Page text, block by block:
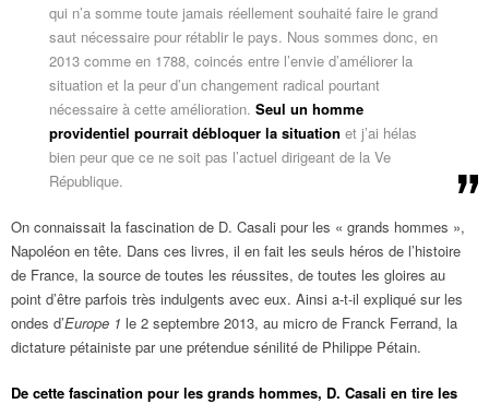
qui n’a somme toute jamais réellement souhaité faire le grand
saut nécessaire pour rétablir le pays. Nous sommes donc, en
2013 comme en 1788, coincés entre l’envie d’améliorer la
situation et la peur d’un changement radical pourtant
nécessaire à cette amélioration. Seul un homme
providentiel pourrait débloquer la situation et j’ai hélas
bien peur que ce ne soit pas l’actuel dirigeant de la Ve
République.
On connaissait la fascination de D. Casali pour les « grands hommes »,
Napoléon en tête. Dans ces livres, il en fait les seuls héros de l’histoire
de France, la source de toutes les réussites, de toutes les gloires au
point d’être parfois très indulgents avec eux. Ainsi a-t-il expliqué sur les
ondes d’Europe 1 le 2 septembre 2013, au micro de Franck Ferrand, la
dictature pétainiste par une prétendue sénilité de Philippe Pétain.
De cette fascination pour les grands hommes, D. Casali en tire les